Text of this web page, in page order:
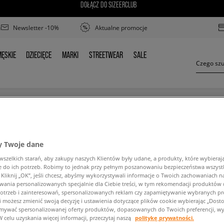
DOŁĄCZ DO SIZEERCLUB
Newsletter -10% Aktualne promocje
DZIECIĘCE
DZIECIĘCE MARKI
MARKI STREETWEAR
STREETWEAR SALE
SALE
ZIMOWE CONVERSE CHUCK TAYLOR ALL STAR
wyszukanej frazy. Spróbuj użyć mniejszej
POWRÓT DO SKLEPU
Twoje dane
starań, aby zakupy naszych Klientów były udane, a produkty, które
do ich potrzeb. Robimy to jednak przy pełnym poszanowaniu bezpieczeństwa
„OK”, jeśli chcesz, abyśmy wykorzystywali informacje o Twoich zachowaniach
personalizowanych specjalnie dla Ciebie treści, w tym rekomendacji produktów
i zainteresowań, spersonalizowanych reklam czy zapamiętywanie wybranych
możesz zmienić swoją decyzję i ustawienia dotyczące plików cookie wybierając
spersonalizowanej oferty produktów, dopasowanych do Twoich preferencji,
celu uzyskania więcej informacji, przeczytaj naszą politykę prywatności.